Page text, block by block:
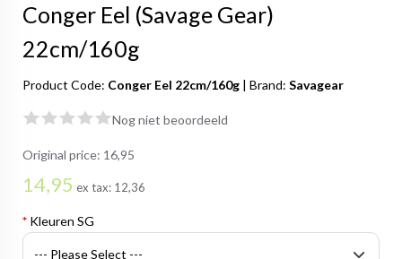
Conger Eel (Savage Gear)
22cm/160g
Product Code: Conger Eel 22cm/160g | Brand: Savagear
Nog niet beoordeeld
Original price: 16,95
14,95 ex tax: 12,36
* Kleuren SG